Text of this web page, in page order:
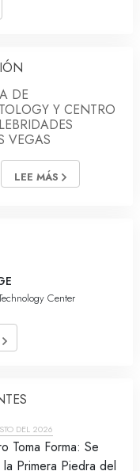
DE
Y CENTRO
VEGAS
LEE MÁS
Center
DEL 2026
Toma Forma: Se
Primera Piedra del